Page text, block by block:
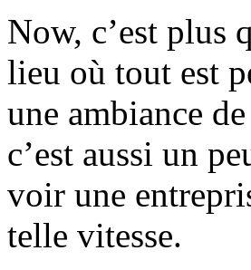
Now, c’est plus
lieu où tout est
une ambiance de
c’est aussi un
voir une
telle vitesse.